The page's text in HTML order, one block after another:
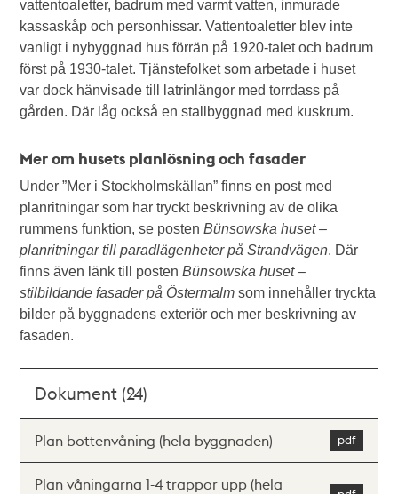
vattentoaletter, badrum med varmt vatten, inmurade
kassaskåp och personhissar. Vattentoaletter blev inte
vanligt i nybyggnad hus förrän på 1920-talet och badrum
först på 1930-talet. Tjänstefolket som arbetade i huset
var dock hänvisade till latrinlängor med torrdass på
gården. Där låg också en stallbyggnad med kuskrum.
Mer om husets planlösning och fasader
Under ”Mer i Stockholmskällan” finns en post med
planritningar som har tryckt beskrivning av de olika
rummens funktion, se postenBünsowska huset –
planritningar till paradlägenheter på Strandvägen. Där
finns även länk till postenBünsowska huset –
stilbildande fasader på Östermalmsom innehåller tryckta
bilder på byggnadens exteriör och mer beskrivning av
fasaden.
Dokument (24)
Plan bottenvåning (hela byggnaden)
Plan våningarna 1-4 trappor upp (hela